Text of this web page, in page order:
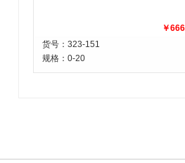
￥666
货号：323-151
规格： 0-20